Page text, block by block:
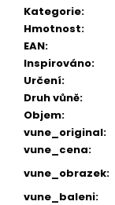
Kategorie:
Hmotnost:
EAN:
Inspirováno:
Určení:
Druh vůně:
Objem:
vune_original:
vune_cena:
vune_obrazek:
vune_baleni: